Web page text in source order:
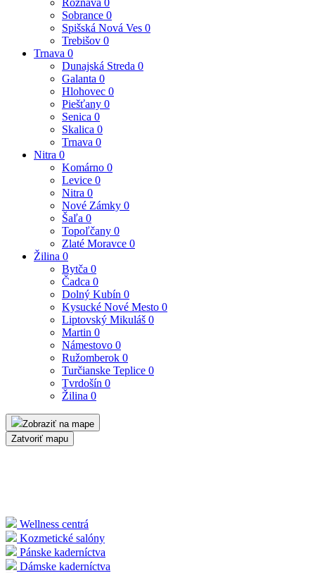
Rožňava 0
Sobrance 0
Spišská Nová Ves 0
Trebišov 0
Trnava 0
Dunajská Streda 0
Galanta 0
Hlohovec 0
Piešťany 0
Senica 0
Skalica 0
Trnava 0
Nitra 0
Komárno 0
Levice 0
Nitra 0
Nové Zámky 0
Šaľa 0
Topoľčany 0
Zlaté Moravce 0
Žilina 0
Bytča 0
Čadca 0
Dolný Kubín 0
Kysucké Nové Mesto 0
Liptovský Mikuláš 0
Martin 0
Námestovo 0
Ružomberok 0
Turčianske Teplice 0
Tvrdošín 0
Žilina 0
Zobraziť na mape
Zatvoriť mapu
Wellness centrá
Kozmetické salóny
Pánske kaderníctva
Dámske kaderníctva